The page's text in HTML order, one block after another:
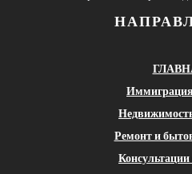
Ремонт и